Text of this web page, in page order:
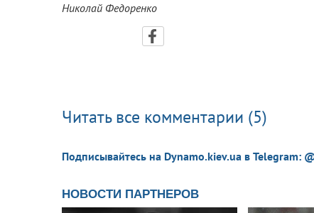
Николай Федоренко
Читать все комментарии (5)
Подписывайтесь на Dynamo.kiev.ua в Telegram: